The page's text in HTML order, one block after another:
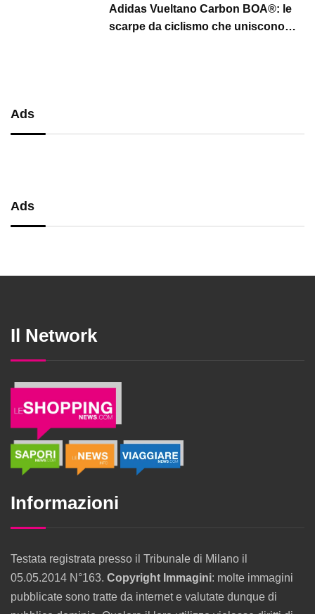
Adidas Vueltano Carbon BOA®: le
scarpe da ciclismo che uniscono
Ads
Ads
Il Network
Informazioni
Testata registrata presso il Tribunale di Milano il
05.05.2014 N°163. Copyright Immagini: molte immagini
pubblicate sono tratte da internet e valutate dunque di